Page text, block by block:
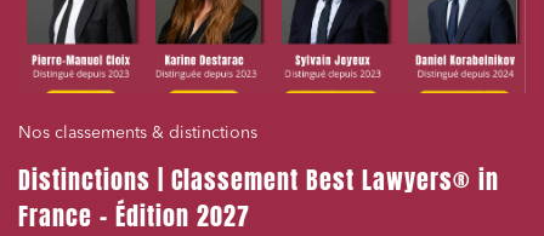
Nos classements & distinctions
Distinctions | Classement Best Lawyers® in
France – Édition 2027